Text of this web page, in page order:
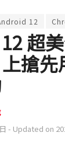
12
超
搶先
- Updated on